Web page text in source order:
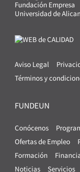
Fundación Empresa
Universidad de
Aviso Legal
Términos y
FUNDEUN
Conócenos
Ofertas de Empleo
Formación
Noticias
Servicios